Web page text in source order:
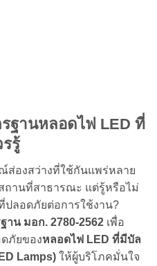
ฐานหลอดไฟ LED ที่
รู้
ส่องสว่างที่ใช้กันแพร่หลาย
ถานที่สาธารณะ แต่รู้หรือไม่
ปลอดภัยต่อการใช้งาน?
าน มอก. 2780-2562 เพื่อ
ภัยของหลอดไฟ LED ที่มีบัล
Lamps) ให้ผู้บริโภคมั่นใจ